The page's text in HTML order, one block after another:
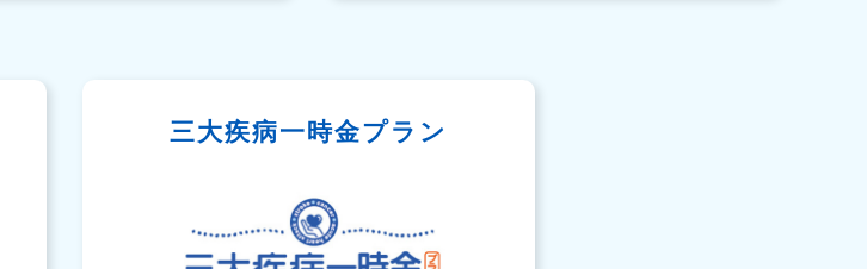
三大疾病一時金プラン